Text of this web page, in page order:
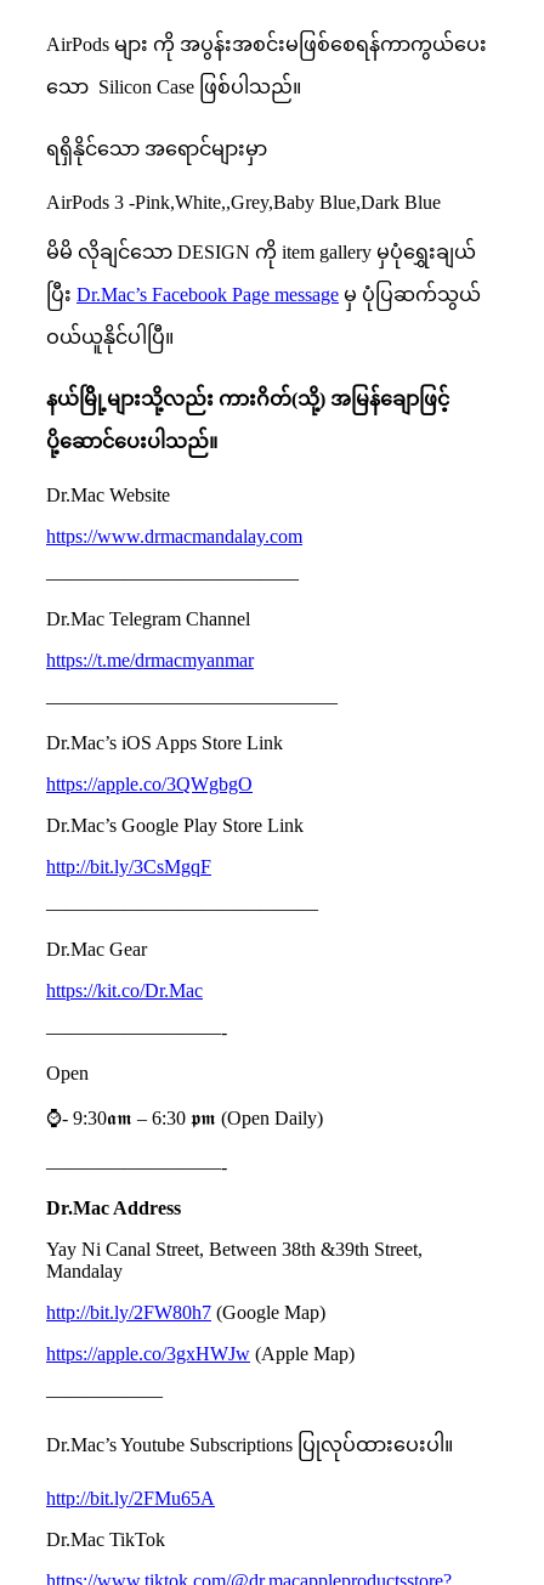
AirPods များ ကို အပွန်းအစင်းမဖြစ်စေရန်ကာကွယ်ပေး
သော Silicon Case ဖြစ်ပါသည်။
ရရှိနိုင်သော အရောင်များမှာ
AirPods 3 -Pink,White,,Grey,Baby Blue,Dark Blue
မိမိ လိုချင်သော DESIGN ကို item gallery မှပုံရွှေးချယ်
ပြီး Dr.Mac’s Facebook Page message မှ ပုံပြဆက်သွယ်
ဝယ်ယူနိုင်ပါပြီ။
နယ်မြိို့များသို့လည်း ကားဂိတ်(သို့) အမြန်ချောဖြင့်
ပို့ဆောင်ပေးပါသည်။
Dr.Mac Website
https://www.drmacmandalay.com
—————————————
Dr.Mac Telegram Channel
https://t.me/drmacmyanmar
———————————————
Dr.Mac’s iOS Apps Store Link
https://apple.co/3QWgbgO
Dr.Mac’s Google Play Store Link
http://bit.ly/3CsMgqF
——————————————
Dr.Mac Gear
https://kit.co/Dr.Mac
—————————-
Open
⌚️- 9:30𝖆𝖒 – 6:30 𝖕𝖒 (Open Daily)
—————————-
Dr.Mac Address
Yay Ni Canal Street, Between 38th &39th Street,
Mandalay
http://bit.ly/2FW80h7 (Google Map)
https://apple.co/3gxHWJw (Apple Map)
——————
Dr.Mac’s Youtube Subscriptions ပြုလုပ်ထားပေးပါ။
http://bit.ly/2FMu65A
Dr.Mac TikTok
https://www.tiktok.com/@dr.macappleproductsstore?